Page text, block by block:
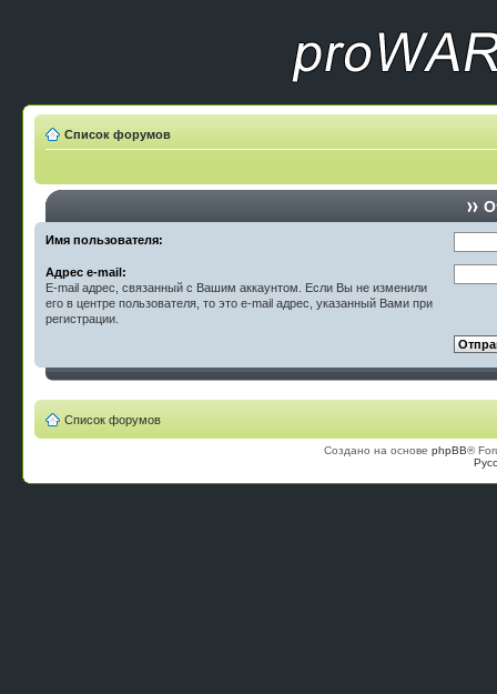
Список форумов
Имя пользователя:
Адрес e-mail:
E-mail адрес, связанный с Вашим аккаунтом. Если Вы не изменили
его в центре пользователя, то это e-mail адрес, указанный Вами при
регистрации.
Список форумов
Создано на основе phpBB®